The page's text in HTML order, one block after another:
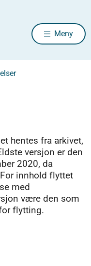
Meny
hentes fra arkivet,
versjon er den
2020, da
innhold flyttet
med
være den som
flytting.